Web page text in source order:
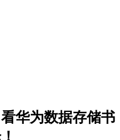
华为数据存储书